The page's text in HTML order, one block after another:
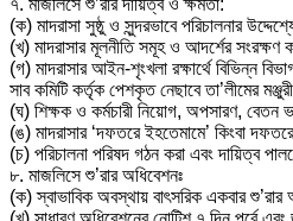
(ক) মাদরাসা সুষ্ঠু ও সুন্দরভাবে পরিচালনার
(খ) মাদরাসার মূলনীতি সমূহ ও আদর্শের সংরক্ষণ
(গ) মাদরাসার আইন-শৃংখলা রক্ষার্থে বিভিন্ন
সাব কমিটি কর্তৃক পেশকৃত নেছাবে তা’লীমের
(ঘ) শিক্ষক ও কর্মচারী নিয়োগ, অপসারণ, বেতন
(ঙ) মাদরাসার ‘দফতরে ইহতেমামে’ কিংবা
(চ) পরিচালনা পরিষদ গঠন করা এবং দায়িত্ব
৮. মাজলিসে শু’রার অধিবেশনঃ
(ক) স্বাভাবিক অবস্থায় বাৎসরিক একবার